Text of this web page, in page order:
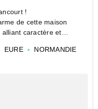
!
de cette maison
caractère et
vaste salon-séjour
EURE NORMANDIE